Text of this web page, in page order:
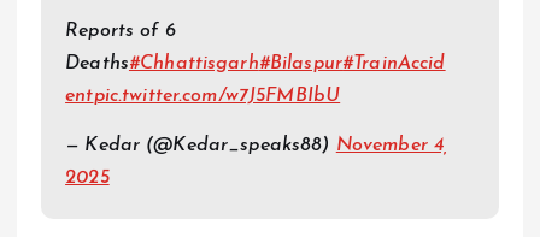
Reports of 6
Deaths#Chhattisgarh#Bilaspur#TrainAccid
entpic.twitter.com/w7J5FMBIbU
— Kedar (@Kedar_speaks88) November 4,
2025